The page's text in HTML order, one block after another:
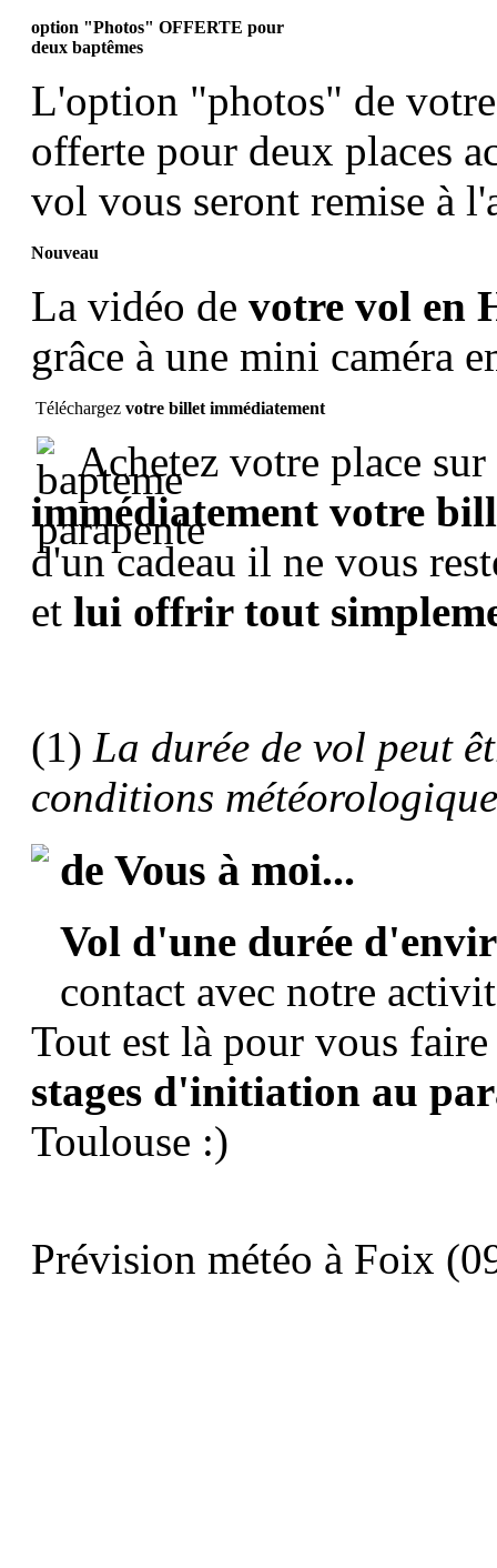
option "Photos" OFFERTE pour
deux baptêmes
L'option "photos" de votre
offerte pour deux places
vol vous seront remise à
Nouveau
La vidéo de votre vol en
grâce à une mini caméra
Téléchargez votre billet immédiatement
Achetez votre place
immédiatement votre
d'un cadeau il ne vous
et lui offrir tout
(1) La durée de vol peut
conditions
de Vous à moi...
Vol d'une durée
contact avec notre
Tout est là pour vous
stages d'initiation au
Toulouse :)
Prévision météo à Foix